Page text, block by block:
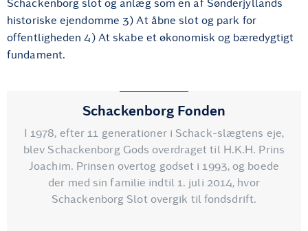
Schackenborg slot og anlæg som en af Sønderjyllands
historiske ejendomme 3) At åbne slot og park for
offentligheden 4) At skabe et økonomisk og bæredygtigt
fundament.
Schackenborg Fonden
I 1978, efter 11 generationer i Schack-slægtens eje,
blev Schackenborg Gods overdraget til H.K.H. Prins
Joachim. Prinsen overtog godset i 1993, og boede
der med sin familie indtil 1. juli 2014, hvor
Schackenborg Slot overgik til fondsdrift.